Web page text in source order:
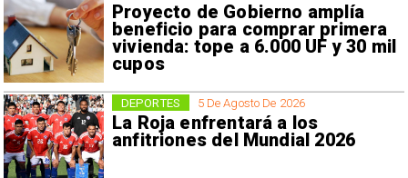
Proyecto de Gobierno amplía
beneficio para comprar primera
vivienda: tope a 6.000 UF y 30 mil
cupos
5 De Agosto De 2026
La Roja enfrentará a los
anfitriones del Mundial 2026
DEPORTES